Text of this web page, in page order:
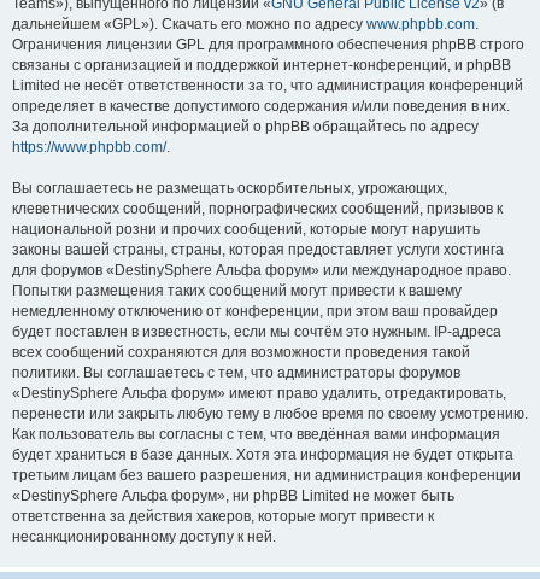
Teams»), выпущенного по лицензии «GNU General Public License v2» (в
дальнейшем «GPL»). Скачать его можно по адресу www.phpbb.com.
Ограничения лицензии GPL для программного обеспечения phpBB строго
связаны с организацией и поддержкой интернет-конференций, и phpBB
Limited не несёт ответственности за то, что администрация конференций
определяет в качестве допустимого содержания и/или поведения в них.
За дополнительной информацией о phpBB обращайтесь по адресу
https://www.phpbb.com/.
Вы соглашаетесь не размещать оскорбительных, угрожающих,
клеветнических сообщений, порнографических сообщений, призывов к
национальной розни и прочих сообщений, которые могут нарушить
законы вашей страны, страны, которая предоставляет услуги хостинга
для форумов «DestinySphere Альфа форум» или международное право.
Попытки размещения таких сообщений могут привести к вашему
немедленному отключению от конференции, при этом ваш провайдер
будет поставлен в известность, если мы сочтём это нужным. IP-адреса
всех сообщений сохраняются для возможности проведения такой
политики. Вы соглашаетесь с тем, что администраторы форумов
«DestinySphere Альфа форум» имеют право удалить, отредактировать,
перенести или закрыть любую тему в любое время по своему усмотрению.
Как пользователь вы согласны с тем, что введённая вами информация
будет храниться в базе данных. Хотя эта информация не будет открыта
третьим лицам без вашего разрешения, ни администрация конференции
«DestinySphere Альфа форум», ни phpBB Limited не может быть
ответственна за действия хакеров, которые могут привести к
несанкционированному доступу к ней.